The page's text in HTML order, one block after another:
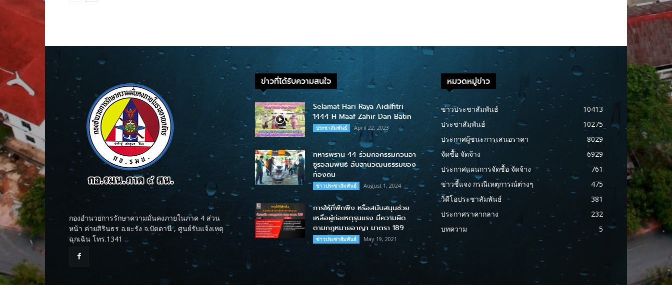
กองอำนวยการรักษาความมั่นคงภายในภาค 4 ส่วน
หน้า ค่ายสิรินธร อ.ยะรัง จ.ปัตตานี , ศูนย์รับแจ้งเหตุ
ฉุกเฉิน โทร.1341
ข่าวที่ได้รับความสนใจ
Selamat Hari Raya Aidilfitri
1444 H Maaf Zahir Dan Batin
ประชาสัมพันธ์ April 22, 2023
ทหารพราน 44 ร่วมกิจกรรมกวนอา
ซูรอสัมพันธ์ สืบสานวัฒนธรรมของ
ท้องถิ่น
ข่าวประชาสัมพันธ์ August 1, 2024
การให้ที่พักพิง หรือสนับสนุนช่วย
เหลือผู้ก่อเหตุรุนแรง มีความผิด
ตามกฎหมายอาญา มาตรา 189
ข่าวประชาสัมพันธ์ May 19, 2021
หมวดหมู่ข่าว
ข่าวประชาสัมพันธ์
10413
ประชาสัมพันธ์
10275
ประกาศผู้ชนะการเสนอราคา
8029
จัดซื้อ จัดจ้าง
6929
ประกาศแผนการจัดซื้อ จัดจ้าง
761
ข่าวชี้แจง กรณีเหตุการณ์ต่างๆ
475
วิดีโอประชาสัมพันธ์
381
ประกาศราคากลาง
232
บทความ
5